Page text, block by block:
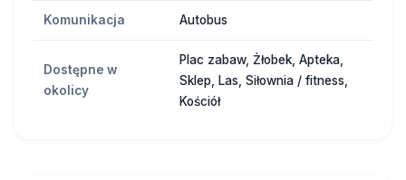
Komunikacja Autobus
Dostępne w
okolicy
Plac zabaw, Żłobek, Apteka,
Sklep, Las, Siłownia / fitness,
Kościół